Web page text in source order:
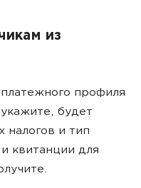
из
профиля
будет
налогов и тип
квитанции для